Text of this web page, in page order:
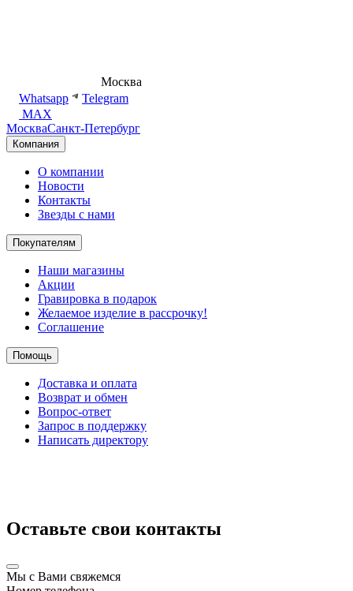
Москва
Whatsapp
Telegram
MAX
МоскваСанкт-Петербург
Компания
О компании
Новости
Контакты
Звезды с нами
Покупателям
Наши магазины
Акции
Гравировка в подарок
Желаемое изделие в рассрочку!
Соглашение
Помощь
Доставка и оплата
Возврат и обмен
Вопрос-ответ
Запрос в поддержку
Написать директору
Оставьте свои контакты
Мы с Вами свяжемся